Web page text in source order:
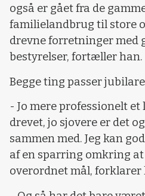
også er gået fra de
familielandbrug til store
drevne forretninger med
bestyrelser, fortæller han.
Begge ting passer
- Jo mere professionelt
drevet, jo sjovere er det
sammen med. Jeg kan
af en sparring omkring
overordnet mål, forklarer